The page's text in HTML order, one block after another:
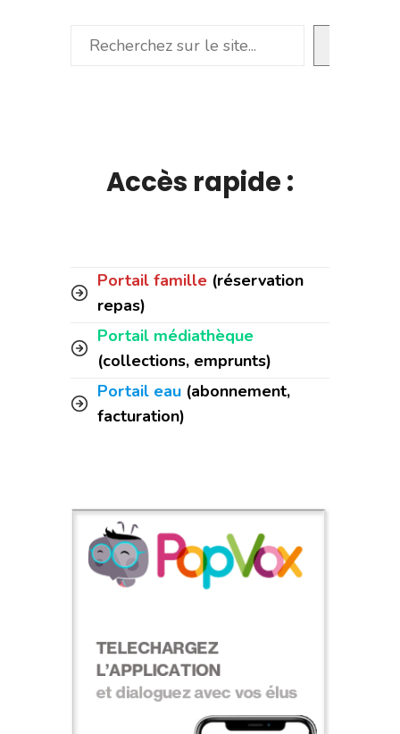
Rechercher
Accès rapide :
Portail famille (réservation
repas)
Portail médiathèque
(collections, emprunts)
Portail eau (abonnement,
facturation)